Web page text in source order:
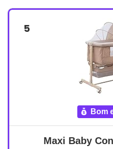
5
bom
Maxi Baby